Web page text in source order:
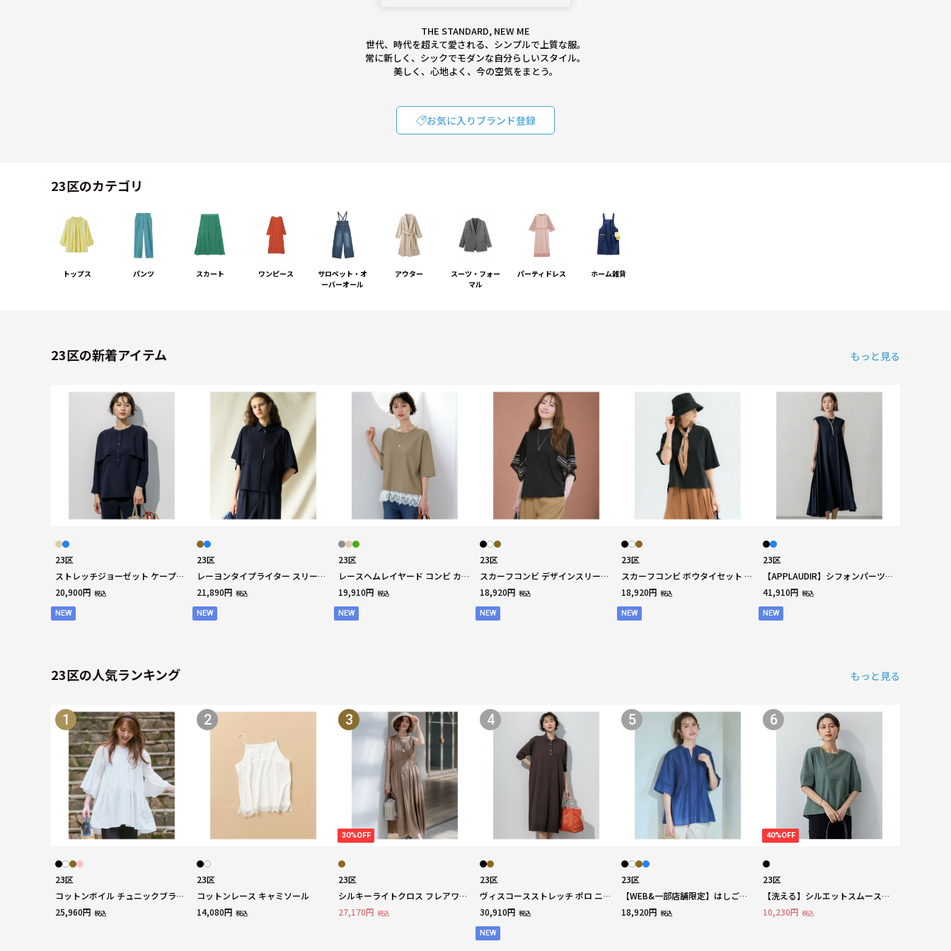
THE STANDARD, NEW ME
世代、時代を超えて愛される、シンプルで上質な服。
常に新しく、シックでモダンな自分らしいスタイル。
美しく、心地よく、今の空気をまとう。
お気に入りブランド登録
23区のカテゴリ
トップス パンツ スカート ワンピース
サロペット・オ
ーバーオール
アウター
スーツ・フォー
マル
パーティドレス ホーム雑貨
23区の新着アイテム もっと見る
23区
ストレッチジョーゼット ケープデ
ザイン ブラウス
20,900円 税込
NEW
23区
レーヨンタイプライター スリーブ
デザイン ブラウス
21,890円 税込
NEW
23区
レースヘムレイヤード コンビ カッ
トソー
19,910円 税込
NEW
23区
スカーフコンビ デザインスリーブ
カットソー
18,920円 税込
NEW
23区
スカーフコンビ ボウタイセット カ
ットソー
18,920円 税込
NEW
23区
【APPLAUDIR】シフォンパーツプ
リーツ ドレス
41,910円 税込
NEW
23区の人気ランキング もっと見る
1
23区
コットンボイル チュニックブラウ
ス
25,960円 税込
2
23区
コットンレース キャミソール
14,080円 税込
3
30%OFF
23区
シルキーライトクロス フレアワン
ピース
27,170円 税込
4
23区
ヴィスコースストレッチ ポロ ニッ
ト ワンピース
30,910円 税込
NEW
5
23区
【WEB&一部店舗限定】はしごレ
ース シアー トップス
18,920円 税込
6
40%OFF
23区
【洗える】シルエットスムースコ
ンビ バックフレア カットソー
10,230円 税込